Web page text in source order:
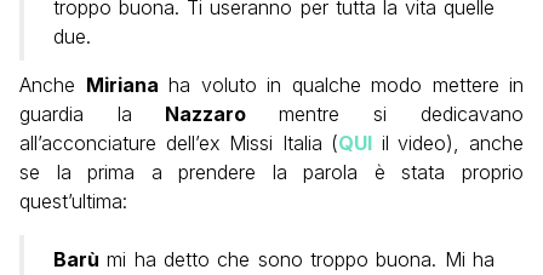
troppo buona. Ti useranno per tutta la vita quelle
due.
Anche Miriana ha voluto in qualche modo mettere in
guardia la Nazzaromentre si dedicavano
all’acconciature dell’ex Missi Italia (QUI il video), anche
se la prima a prendere la parola è stata proprio
quest’ultima:
Barù mi ha detto che sono troppo buona. Mi ha